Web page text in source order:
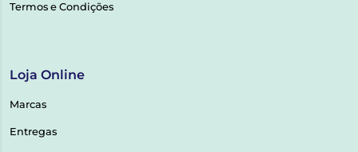
Termos e Condições
Loja Online
Marcas
Entregas